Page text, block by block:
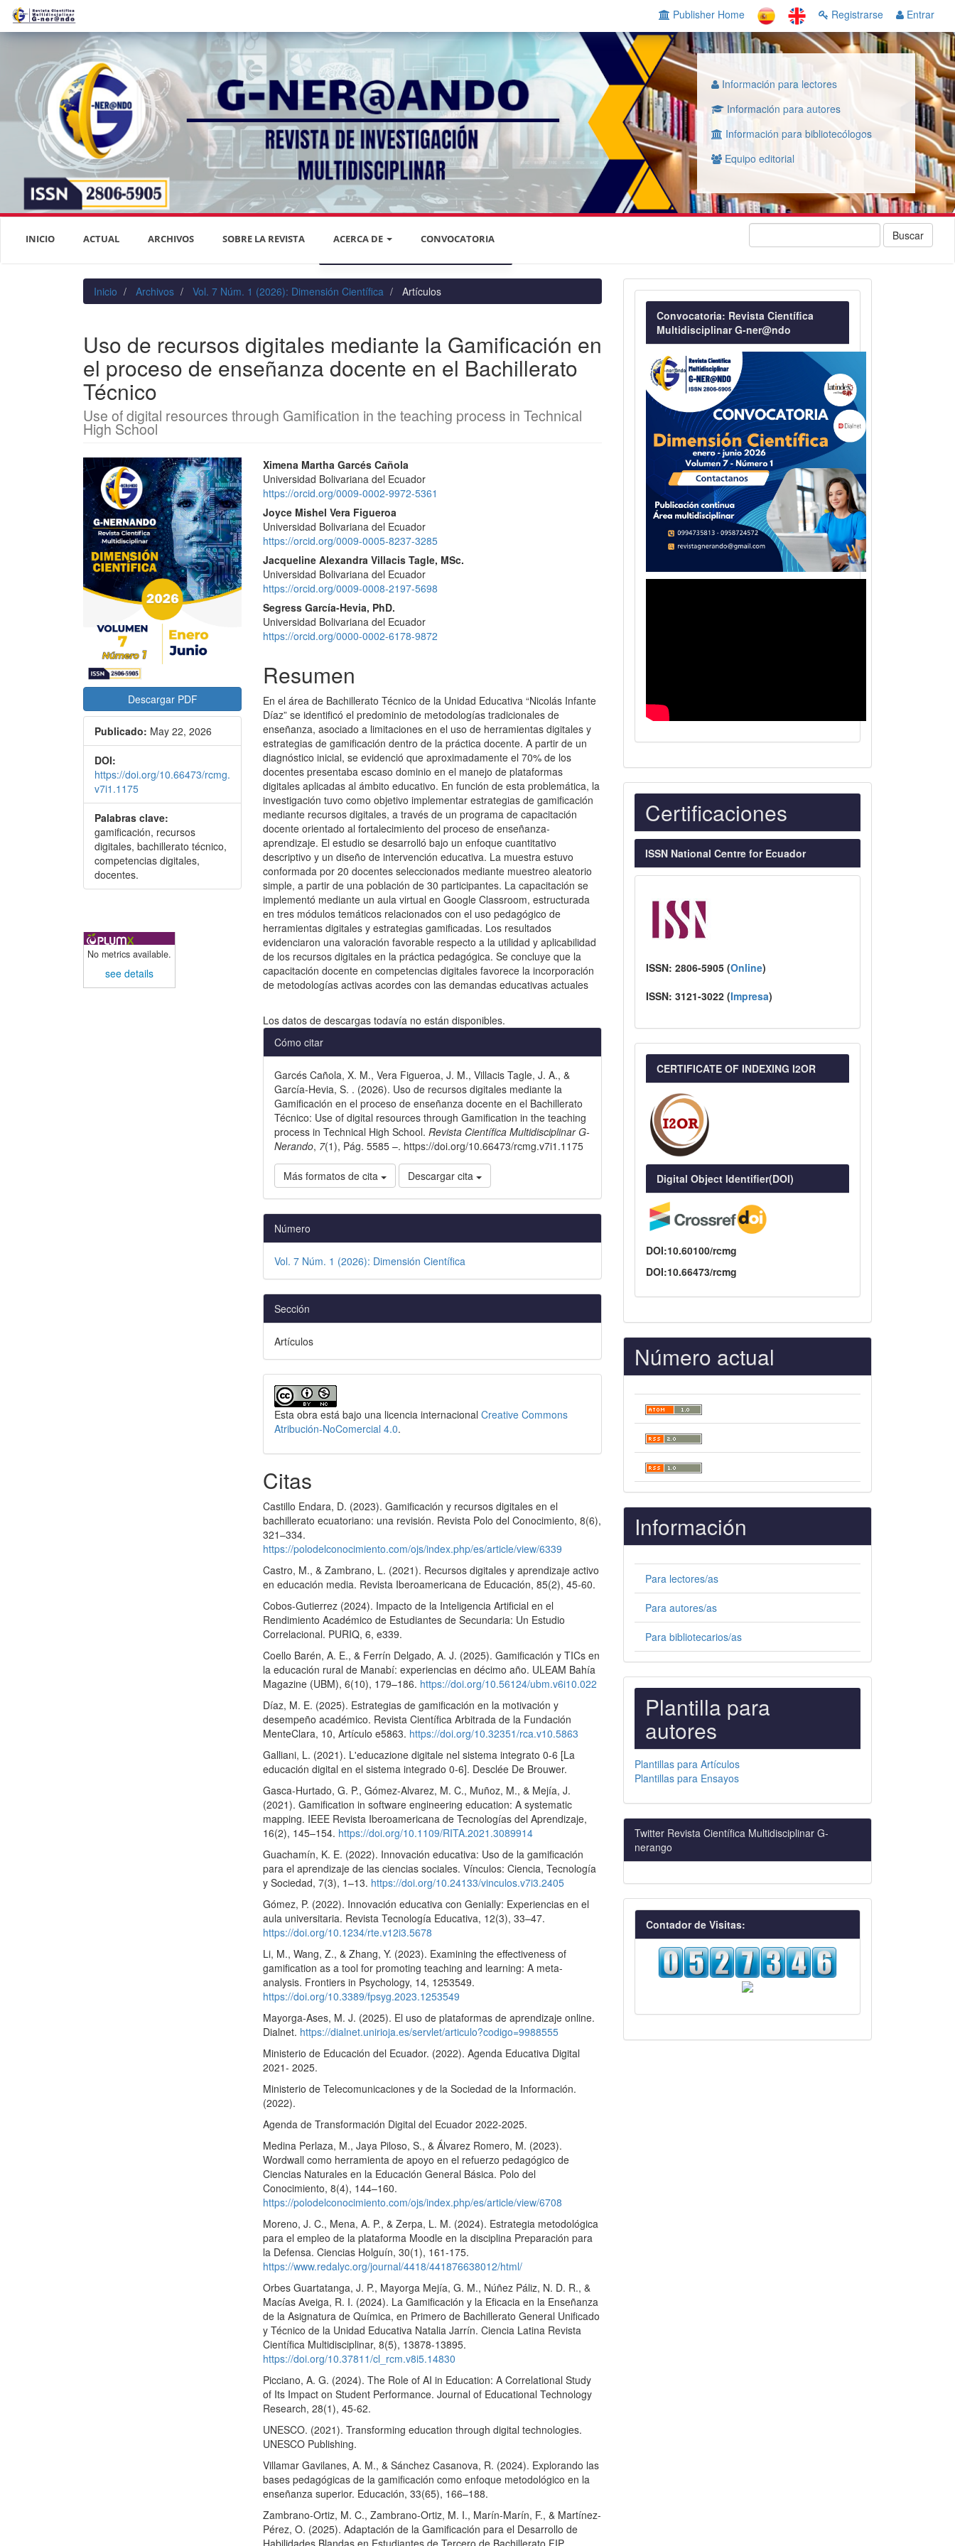
Navegación
principal
Contenido
Barra
lateral
Publisher Home Registrarse Entrar
Información para lectores
Información para autores
Información para bibliotecólogos
Equipo editorial
INICIO ACTUAL ARCHIVOS SOBRE LA REVISTA ACERCA DE
DECLARACIÓN DE PRIVACIDAD
EQUIPO EDITORIAL
¿CÓMO REGISTRARSE?
CONTACTO
ENVÍOS
REGISTRARSE
ENTRAR
CONVOCATORIA Buscar
Inicio Archivos Vol. 7 Núm. 1 (2026): Dimensión Científica Artículos
Uso de recursos digitales mediante la Gamificación en
el proceso de enseñanza docente en el Bachillerato
Técnico
Use of digital resources through Gamification in the teaching process in Technical
High School
Barra
lateral
del
artículo
Descargar PDF
Publicado: May 22, 2026
DOI:
https://doi.org/10.66473/rcmg.
v7i1.1175
Palabras clave:
gamificación, recursos
digitales, bachillerato técnico,
competencias digitales,
docentes.
No metrics available.
see details
Contenido
principal
del
artículo
Ximena Martha Garcés Cañola
Universidad Bolivariana del Ecuador
https://orcid.org/0009-0002-9972-5361
Joyce Mishel Vera Figueroa
Universidad Bolivariana del Ecuador
https://orcid.org/0009-0005-8237-3285
Jacqueline Alexandra Villacis Tagle, MSc.
Universidad Bolivariana del Ecuador
https://orcid.org/0009-0008-2197-5698
Segress García-Hevia, PhD.
Universidad Bolivariana del Ecuador
https://orcid.org/0000-0002-6178-9872
Resumen
En el área de Bachillerato Técnico de la Unidad Educativa “Nicolás Infante
Díaz” se identificó el predominio de metodologías tradicionales de
enseñanza, asociado a limitaciones en el uso de herramientas digitales y
estrategias de gamificación dentro de la práctica docente. A partir de un
diagnóstico inicial, se evidenció que aproximadamente el 70% de los
docentes presentaba escaso dominio en el manejo de plataformas
digitales aplicadas al ámbito educativo. En función de esta problemática, la
investigación tuvo como objetivo implementar estrategias de gamificación
mediante recursos digitales, a través de un programa de capacitación
docente orientado al fortalecimiento del proceso de enseñanza-
aprendizaje. El estudio se desarrolló bajo un enfoque cuantitativo
descriptivo y un diseño de intervención educativa. La muestra estuvo
conformada por 20 docentes seleccionados mediante muestreo aleatorio
simple, a partir de una población de 30 participantes. La capacitación se
implementó mediante un aula virtual en Google Classroom, estructurada
en tres módulos temáticos relacionados con el uso pedagógico de
herramientas digitales y estrategias gamificadas. Los resultados
evidenciaron una valoración favorable respecto a la utilidad y aplicabilidad
de los recursos digitales en la práctica pedagógica. Se concluye que la
capacitación docente en competencias digitales favorece la incorporación
de metodologías activas acordes con las demandas educativas actuales
Los datos de descargas todavía no están disponibles.
Detalles
del
artículo
Cómo citar
Garcés Cañola, X. M., Vera Figueroa, J. M., Villacis Tagle, J. A., &
García-Hevia, S. . (2026). Uso de recursos digitales mediante la
Gamificación en el proceso de enseñanza docente en el Bachillerato
Técnico: Use of digital resources through Gamification in the teaching
process in Technical High School.Revista Científica Multidisciplinar G-
Nerando, 7(1), Pág. 5585 –. https://doi.org/10.66473/rcmg.v7i1.1175
Más formatos de cita Descargar cita
Número
Vol. 7 Núm. 1 (2026): Dimensión Científica
Sección
Artículos
Esta obra está bajo una licencia internacionalCreative Commons
Atribución-NoComercial 4.0.
Citas
Castillo Endara, D. (2023). Gamificación y recursos digitales en el
bachillerato ecuatoriano: una revisión. Revista Polo del Conocimiento, 8(6),
321–334.
https://polodelconocimiento.com/ojs/index.php/es/article/view/6339
Castro, M., & Zambrano, L. (2021). Recursos digitales y aprendizaje activo
en educación media. Revista Iberoamericana de Educación, 85(2), 45-60.
Cobos-Gutierrez (2024). Impacto de la Inteligencia Artificial en el
Rendimiento Académico de Estudiantes de Secundaria: Un Estudio
Correlacional. PURIQ, 6, e339.
Coello Barén, A. E., & Ferrín Delgado, A. J. (2025). Gamificación y TICs en
la educación rural de Manabí: experiencias en décimo año. ULEAM Bahía
Magazine (UBM), 6(10), 179–186. https://doi.org/10.56124/ubm.v6i10.022
Díaz, M. E. (2025). Estrategias de gamificación en la motivación y
desempeño académico. Revista Científica Arbitrada de la Fundación
MenteClara, 10, Artículo e5863. https://doi.org/10.32351/rca.v10.5863
Galliani, L. (2021). L'educazione digitale nel sistema integrato 0-6 [La
educación digital en el sistema integrado 0-6]. Desclée De Brouwer.
Gasca-Hurtado, G. P., Gómez-Alvarez, M. C., Muñoz, M., & Mejía, J.
(2021). Gamification in software engineering education: A systematic
mapping. IEEE Revista Iberoamericana de Tecnologías del Aprendizaje,
16(2), 145–154. https://doi.org/10.1109/RITA.2021.3089914
Guachamín, K. E. (2022). Innovación educativa: Uso de la gamificación
para el aprendizaje de las ciencias sociales. Vínculos: Ciencia, Tecnología
y Sociedad, 7(3), 1–13. https://doi.org/10.24133/vinculos.v7i3.2405
Gómez, P. (2022). Innovación educativa con Genially: Experiencias en el
aula universitaria. Revista Tecnología Educativa, 12(3), 33–47.
https://doi.org/10.1234/rte.v12i3.5678
Li, M., Wang, Z., & Zhang, Y. (2023). Examining the effectiveness of
gamification as a tool for promoting teaching and learning: A meta-
analysis. Frontiers in Psychology, 14, 1253549.
https://doi.org/10.3389/fpsyg.2023.1253549
Mayorga-Ases, M. J. (2025). El uso de plataformas de aprendizaje online.
Dialnet. https://dialnet.unirioja.es/servlet/articulo?codigo=9988555
Ministerio de Educación del Ecuador. (2022). Agenda Educativa Digital
2021- 2025.
Ministerio de Telecomunicaciones y de la Sociedad de la Información.
(2022).
Agenda de Transformación Digital del Ecuador 2022-2025.
Medina Perlaza, M., Jaya Piloso, S., & Álvarez Romero, M. (2023).
Wordwall como herramienta de apoyo en el refuerzo pedagógico de
Ciencias Naturales en la Educación General Básica. Polo del
Conocimiento, 8(4), 144–160.
https://polodelconocimiento.com/ojs/index.php/es/article/view/6708
Moreno, J. C., Mena, A. P., & Zerpa, L. M. (2024). Estrategia metodológica
para el empleo de la plataforma Moodle en la disciplina Preparación para
la Defensa. Ciencias Holguín, 30(1), 161-175.
https://www.redalyc.org/journal/4418/441876638012/html/
Orbes Guartatanga, J. P., Mayorga Mejía, G. M., Núñez Páliz, N. D. R., &
Macías Aveiga, R. I. (2024). La Gamificación y la Eficacia en la Enseñanza
de la Asignatura de Química, en Primero de Bachillerato General Unificado
y Técnico de la Unidad Educativa Natalia Jarrín. Ciencia Latina Revista
Científica Multidisciplinar, 8(5), 13878-13895.
https://doi.org/10.37811/cl_rcm.v8i5.14830
Picciano, A. G. (2024). The Role of AI in Education: A Correlational Study
of Its Impact on Student Performance. Journal of Educational Technology
Research, 28(1), 45-62.
UNESCO. (2021). Transforming education through digital technologies.
UNESCO Publishing.
Villamar Gavilanes, A. M., & Sánchez Casanova, R. (2024). Explorando las
bases pedagógicas de la gamificación como enfoque metodológico en la
enseñanza superior. Educación, 33(65), 166–188.
Zambrano-Ortiz, M. C., Zambrano-Ortiz, M. I., Marín-Marín, F., & Martínez-
Pérez, O. (2025). Adaptación de la Gamificación para el Desarrollo de
Convocatoria
Convocatoria: Revista Científica
Multidisciplinar G-ner@ndo
Indexaciones
Certificaciones
ISSN National Centre for Ecuador
ISSN: 2806-5905 (Online)
ISSN: 3121-3022 (Impresa)
CERTIFICATE OF INDEXING I2OR
Digital Object Identifier(DOI)
DOI:10.60100/rcmg
DOI:10.66473/rcmg
Número actual
Información
Para lectores/as
Para autores/as
Para bibliotecarios/as
PLANTILLAS
PARA
AUTORES
Plantilla para
autores
Plantillas para Artículos
Plantillas para Ensayos
Twitter Revista Científica Multidisciplinar G-
nerango
visitas
Contador de Visitas: